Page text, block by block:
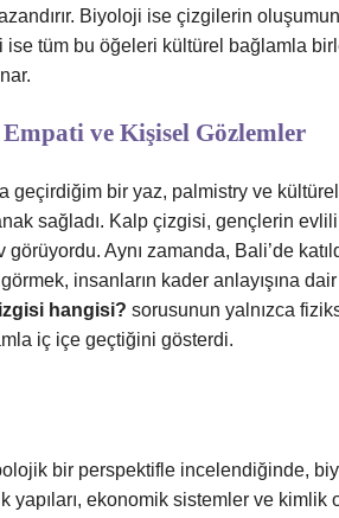
Biyoloji ise çizgilerin
ise tüm bu öğeleri kültürel bağlamla
ve Kişisel Gözlemler
geçirdiğim bir yaz, palmistry ve
sağladı. Kalp çizgisi, gençlerin
görüyordu. Aynı zamanda, Bali’de
insanların kader anlayışına
hangisi? sorusunun yalnızca
iç içe geçtiğini gösterdi.
bir perspektifle incelendiğinde,
yapıları, ekonomik sistemler ve kimlik